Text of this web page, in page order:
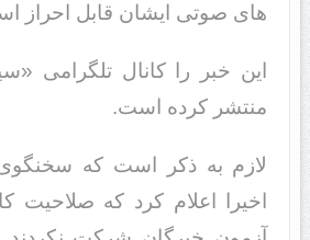
هاى صوتى ایشان قابل احراز
این خبر را کانال تلگرامی
منتشر کرده است.
لازم به ذکر است که
اخیرا اعلام کرد که صلاحیت